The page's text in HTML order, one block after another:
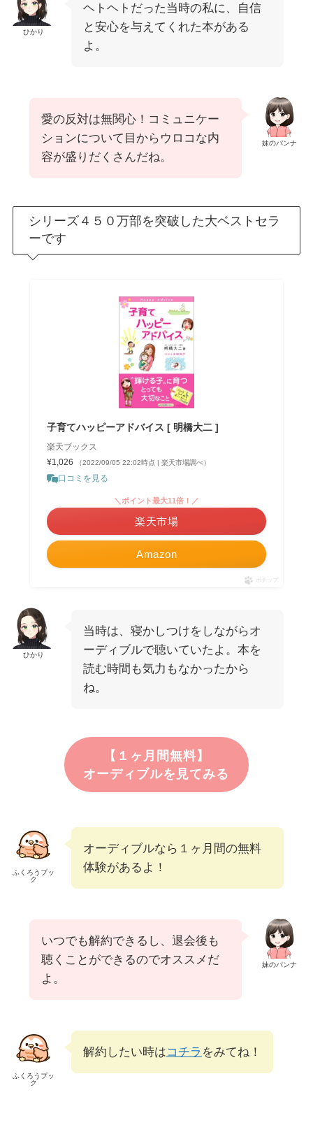
ひかり
ヘトヘトだった当時の私に、自信
と安心を与えてくれた本がある
よ。
妹のパンナ
愛の反対は無関心！コミュニケー
ションについて目からウロコな内
容が盛りだくさんだね。
シリーズ４５０万部を突破した大ベストセラ
ーです
子育てハッピーアドバイス [ 明橋大二 ]
楽天ブックス
¥1,026
（2022/09/05 22:02時点 | 楽天市場調べ）
口コミを見る
Amazon
＼ポイント最大11倍！／
楽天市場
ポチップ
ひかり
当時は、寝かしつけをしながらオ
ーディブルで聴いていたよ。本を
読む時間も気力もなかったから
ね。
【１ヶ月間無料】
オーディブルを見てみる
ふくろうプッ
ク
オーディブルなら１ヶ月間の無料
体験があるよ！
妹のパンナ
いつでも解約できるし、退会後も
聴くことができるのでオススメだ
よ。
ふくろうプッ
ク
解約したい時はコチラ をみてね！